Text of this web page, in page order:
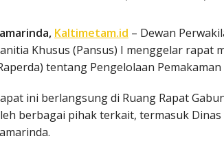
Kaltimetam.id – Dewan
Khusus (Pansus) I menggelar rapat
tentang Pengelolaan Pemakaman
ini berlangsung di Ruang Rapat
berbagai pihak terkait, termasuk